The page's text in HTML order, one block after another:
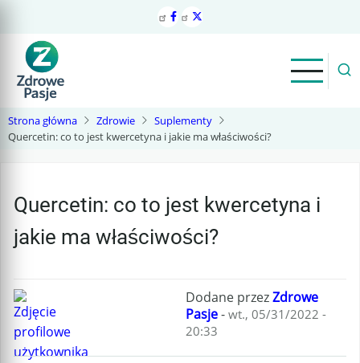
treści
Strona główna Zdrowie
Suplementy
Quercetin: co to jest kwercetyna i jakie ma właściwości?
Quercetin: co to jest kwercetyna i
jakie ma właściwości?
Dodane przezZdrowe
Pasje- wt., 05/31/2022 -
20:33